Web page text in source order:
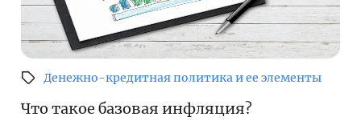
Денежно-кредитная политика и ее элементы
Что такое базовая инфляция?